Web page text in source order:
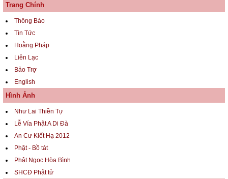
Trang Chính
Thông Báo
Tin Tức
Hoằng Pháp
Liên Lạc
Bảo Trợ
English
Hình Ảnh
Như Lai Thiền Tự
Lễ Vía Phật A Di Đà
An Cư Kiết Hạ 2012
Phật - Bồ tát
Phật Ngọc Hòa Bình
SHCĐ Phật tử